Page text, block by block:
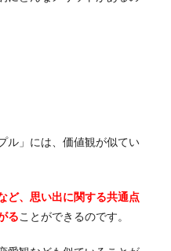
ル」には、価値観が似てい
ど、思い出に関する共通点
ることができるのです。